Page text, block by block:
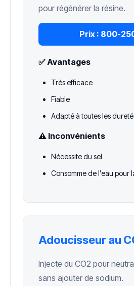
pour régénérer la résine.
Prix : 800-
✅ Avantages
Très efficace
Fiable
Adapté à toutes les
⚠️ Inconvénients
Nécessite du sel
Consomme de l'eau pour
Adoucisseur au
Injecte du CO2 pour
sans ajouter de sodium.